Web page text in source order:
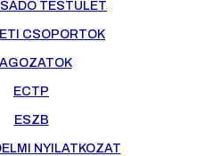
TESTÜLET
CSOPORTOK
ECTP
ESZB
NYILATKOZAT